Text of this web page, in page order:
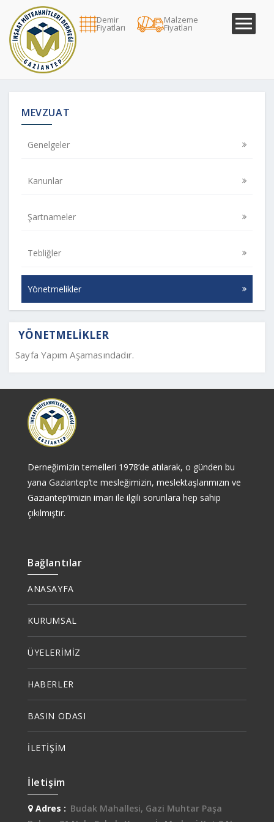
Demir
Fiyatları
Malzeme
Fiyatları
MEVZUAT
Genelgeler
Kanunlar
Şartnameler
Tebliğler
Yönetmelikler
YÖNETMELIKLER
Sayfa Yapım Aşamasındadır.
Derneğimizin temelleri 1978’de atılarak, o günden bu
yana Gaziantep’te mesleğimizin, meslektaşlarımızın ve
Gaziantep’imizin imarı ile ilgili sorunlara hep sahip
çıkılmıştır.
Bağlantılar
ANASAYFA
KURUMSAL
ÜYELERİMİZ
HABERLER
BASIN ODASI
İLETİŞİM
İletişim
Adres : Budak Mahallesi, Gazi Muhtar Paşa